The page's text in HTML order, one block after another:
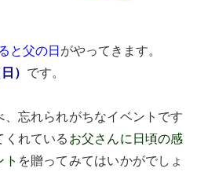
と父の日がやってきます。
） です。
忘れられがちなイベントです
れているお父さんに日頃の感
を贈ってみてはいかがでしょ